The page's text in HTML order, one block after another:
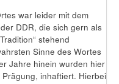
war leider mit dem
DDR, die sich gern als
stehend
Sinne des Wortes
Jahre hinein wurden hier
inhaftiert. Hierbei